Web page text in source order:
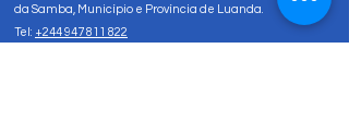
da Samba, Município e Província de Luanda.
Tel: +244 947 811 822